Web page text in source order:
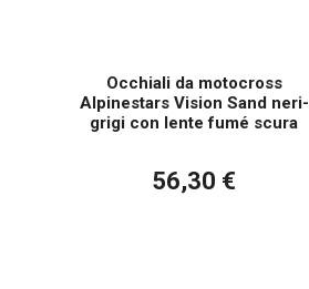
Occhiali da motocross
Alpinestars Vision Sand neri-
grigi con lente fumé scura
56,30 €